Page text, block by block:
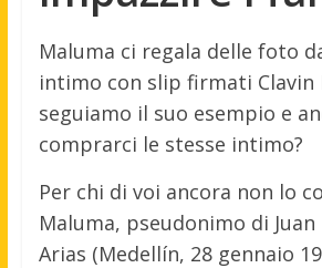
Maluma ci regala delle foto
intimo con slip firmati Clavin
seguiamo il suo esempio e
comprarci le stesse intimo?
Per chi di voi ancora non lo
Maluma, pseudonimo di
Arias (Medellín, 28 gennaio